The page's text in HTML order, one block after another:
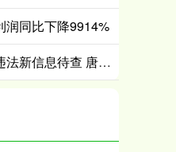
润同比下降9914%
华盈策略 英财政大臣里夫斯涉违法新信息待查 唐宁街确认其将发布下月预算